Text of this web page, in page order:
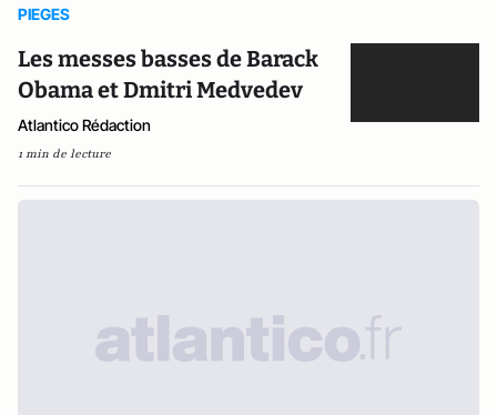
PIEGES
Les messes basses de Barack
Obama et Dmitri Medvedev
Atlantico Rédaction
1 min de lecture